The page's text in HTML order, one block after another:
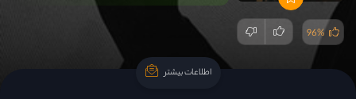
96%
اطلاعات بیشتر